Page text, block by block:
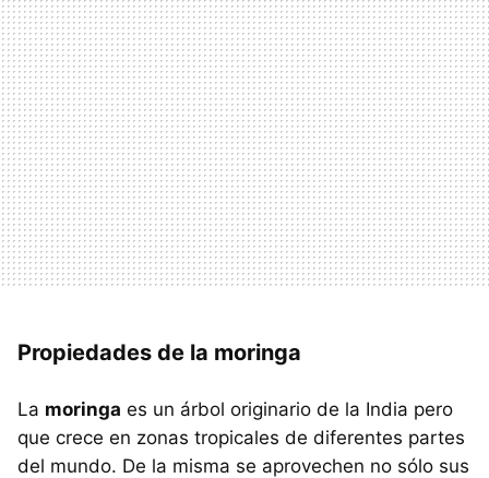
Propiedades de la moringa
La moringa es un árbol originario de la India pero
que crece en zonas tropicales de diferentes partes
del mundo. De la misma se aprovechen no sólo sus